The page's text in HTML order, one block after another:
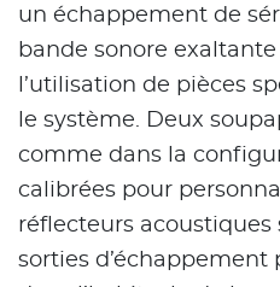
un échappement de
bande sonore
l’utilisation de pièces
le système. Deux
comme dans la
calibrées pour
réflecteurs acoustiques
sorties d’échappement